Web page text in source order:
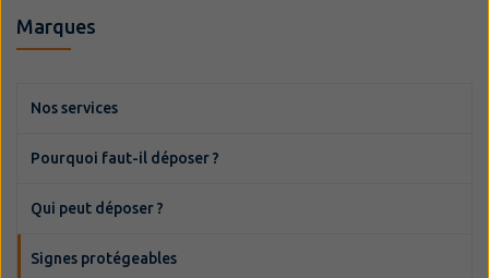
Marques
Nos services
Pourquoi faut-il déposer ?
Qui peut déposer ?
Signes protégeables